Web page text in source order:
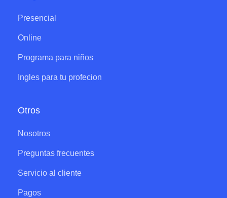
Presencial
Online
Programa para niños
Ingles para tu profecion
Otros
Nosotros
Preguntas frecuentes
Servicio al cliente
Pagos